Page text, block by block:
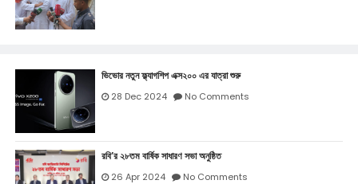
ভিভোর নতুন ফ্ল্যাগশিপ এক্স২০০ এর যাত্রা শুরু
28 Dec 2024 No Comments
রবি’র ২৮তম বার্ষিক সাধারণ সভা অনুষ্ঠিত
26 Apr 2024 No Comments